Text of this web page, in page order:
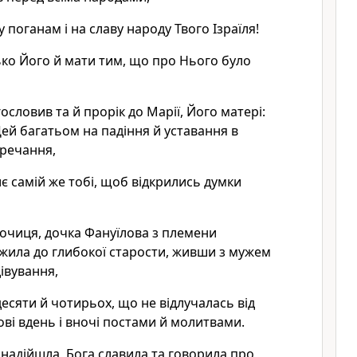
поганам і на славу народу Твого Ізраїля!
Його й мати тим, що про Нього було
та й прорік до Марії, Його матері:
багатьом на падіння й уставання в
самій же тобі, щоб відкрились думки
дочка Фануїлова з племени
до глибокої старости, живши з мужем
й чотирьох, що не відлучалась від
вдень і вночі постами й молитвами.